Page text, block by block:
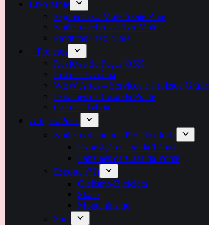
Eixo Mole
Página Eixo Mole Skate Zine
Notícias sobre o Eixo Mole
Produtos Eixo Mole
+ Projetos
Reviews de Peças OSK
Pista da Ucrânia
WEW Artes – Serviços e Projetos
Fanzines da Casa da Ponte
Cara da Tábua
Artigos/Posts
Notícias de outros Projetos Jorle
Exposição Cara da Tábua
Fanzines da Casa da Ponte
Esporte (??)
Ciclismo/Bicicleta
Skate
Montanhismo
Som